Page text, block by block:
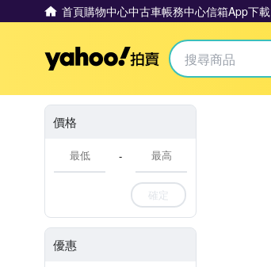
首頁購物中心中古車帳務中心信箱App下載
Yahoo拍賣
價格
-
確定
優惠